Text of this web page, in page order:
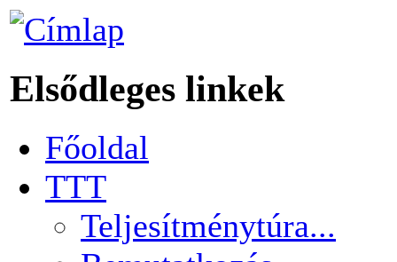
Elsődleges linkek
Főoldal
TTT
Teljesítménytúra...